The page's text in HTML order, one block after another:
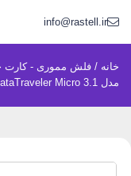
info@rastell.ir
خانه / فلش مموری - کارت
مدل DataTraveler Micro 3.1 ظرفیت 32 گیگابایت